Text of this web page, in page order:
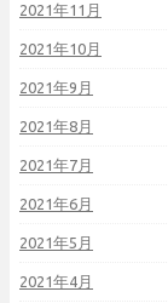
2021年11月
2021年10月
2021年9月
2021年8月
2021年7月
2021年6月
2021年5月
2021年4月